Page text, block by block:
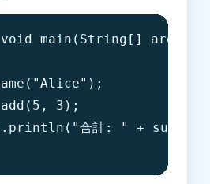
main(String[] args) {
3);
合計: " + sum);